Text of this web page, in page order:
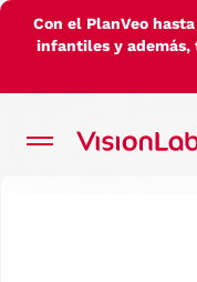
Con el PlanVeo
infantiles y además,